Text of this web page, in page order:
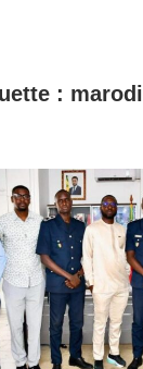
: marodi